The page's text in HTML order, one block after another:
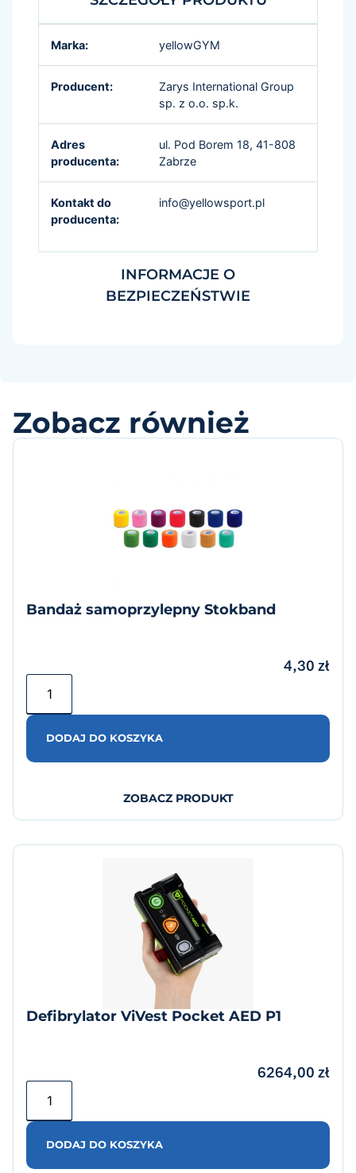
INFORMACJE O
BEZPIECZEŃSTWIE
Marka: yellowGYM
Producent:
Zarys International Group
sp. z o.o. sp.k.
Adres
producenta:
ul. Pod Borem 18, 41-808
Zabrze
Kontakt do
producenta:
info@yellowsport.pl
Zobacz również
Bandaż samoprzylepny Stokband
4,30 zł
DODAJ DO KOSZYKA
ZOBACZ PRODUKT
Defibrylator ViVest Pocket AED P1
6264,00 zł
DODAJ DO KOSZYKA